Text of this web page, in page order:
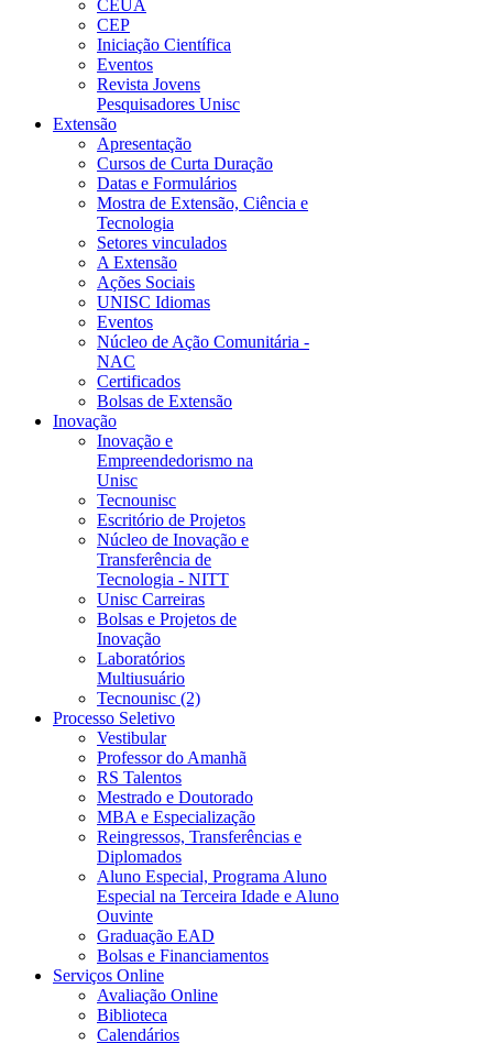
CEUA
CEP
Iniciação Científica
Eventos
Revista Jovens
Pesquisadores Unisc
Extensão
Apresentação
Cursos de Curta Duração
Datas e Formulários
Mostra de Extensão, Ciência e
Tecnologia
Setores vinculados
A Extensão
Ações Sociais
UNISC Idiomas
Eventos
Núcleo de Ação Comunitária -
NAC
Certificados
Bolsas de Extensão
Inovação
Inovação e
Empreendedorismo na
Unisc
Tecnounisc
Escritório de Projetos
Núcleo de Inovação e
Transferência de
Tecnologia - NITT
Unisc Carreiras
Bolsas e Projetos de
Inovação
Laboratórios
Multiusuário
Tecnounisc (2)
Processo Seletivo
Vestibular
Professor do Amanhã
RS Talentos
Mestrado e Doutorado
MBA e Especialização
Reingressos, Transferências e
Diplomados
Aluno Especial, Programa Aluno
Especial na Terceira Idade e Aluno
Ouvinte
Graduação EAD
Bolsas e Financiamentos
Serviços Online
Avaliação Online
Biblioteca
Calendários